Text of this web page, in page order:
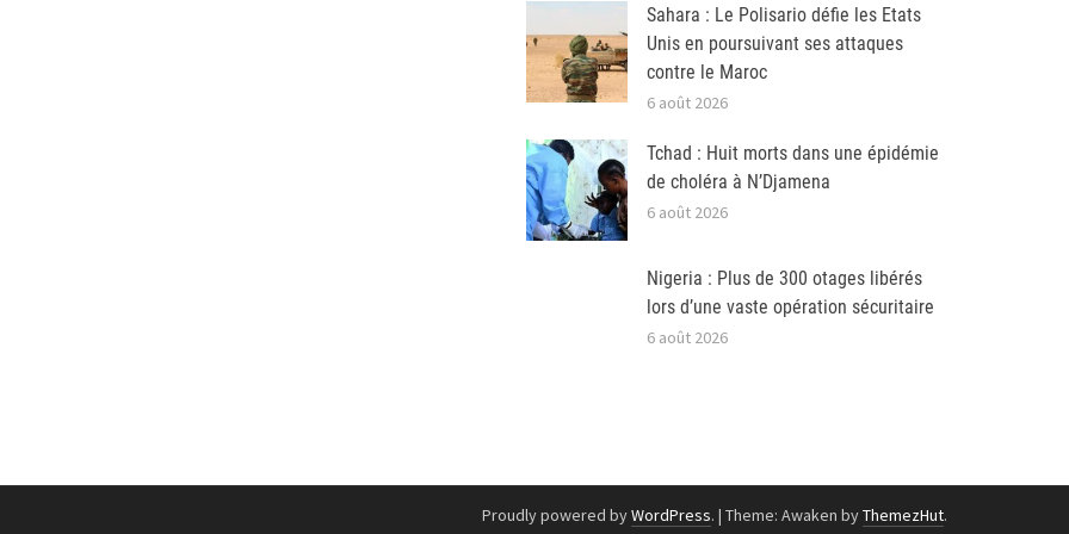
Sahara : Le Polisario défie les Etats
Unis en poursuivant ses attaques
contre le Maroc
6 août 2026
Tchad : Huit morts dans une épidémie
de choléra à N’Djamena
6 août 2026
Nigeria : Plus de 300 otages libérés
lors d’une vaste opération sécuritaire
6 août 2026
Proudly powered byWordPress. | Theme: Awaken byThemezHut.